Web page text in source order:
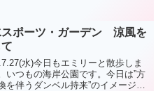
道交法...
スポーツ・ガーデン 涼風を
水)今日もエミリーと散歩しま
いつもの海岸公園です。今日は”方
を伴うダンベル持来”のイメージ